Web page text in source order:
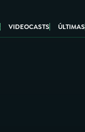
VIDEOCASTS ÚLTIMAS